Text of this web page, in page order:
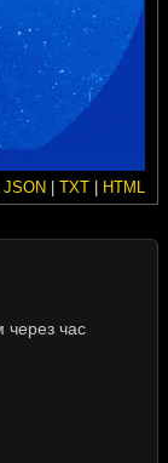
JSON | TXT | HTML
через час